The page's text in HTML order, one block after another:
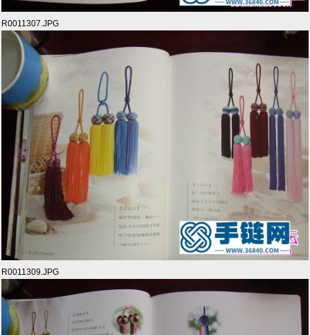
R0011307.JPG
R0011309.JPG